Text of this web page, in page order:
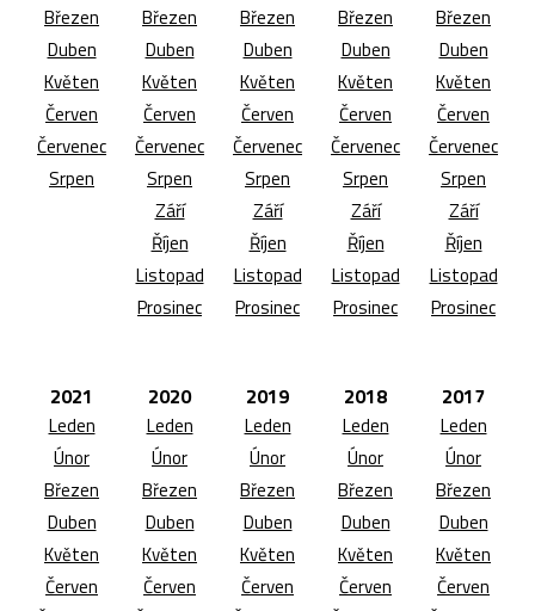
Březen
Duben
Květen
Červen
Červenec
Srpen
Březen
Duben
Květen
Červen
Červenec
Srpen
Září
Říjen
Listopad
Prosinec
Březen
Duben
Květen
Červen
Červenec
Srpen
Září
Říjen
Listopad
Prosinec
Březen
Duben
Květen
Červen
Červenec
Srpen
Září
Říjen
Listopad
Prosinec
Březen
Duben
Květen
Červen
Červenec
Srpen
Září
Říjen
Listopad
Prosinec
2021
Leden
Únor
Březen
Duben
Květen
Červen
2020
Leden
Únor
Březen
Duben
Květen
Červen
2019
Leden
Únor
Březen
Duben
Květen
Červen
2018
Leden
Únor
Březen
Duben
Květen
Červen
2017
Leden
Únor
Březen
Duben
Květen
Červen